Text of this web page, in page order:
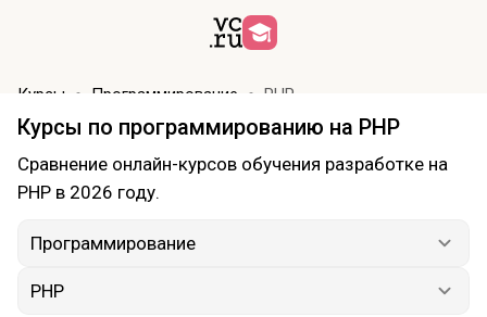
Курсы Программирование PHP
Курсы по программированию на PHP
Сравнение онлайн-курсов обучения разработке на
PHP в 2026 году.
Программирование
PHP